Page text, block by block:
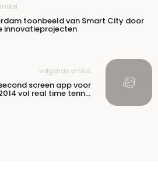
toonbeeld van Smart City door
innovatieprojecten
Volgende artikel
screen app voor
vol real time tennis